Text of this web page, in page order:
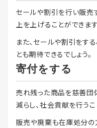
セールや割引を行い販売
上を上げることができます
また、セールや割引をす
とも期待できるでしょう。
寄付をする
売れ残った商品を慈善団
減らし、社会貢献を行うこ
販売や廃棄も在庫処分の